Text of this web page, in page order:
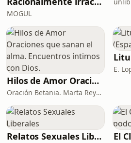
MOGUL
Hilos de Amor Oraciones que sanan el alma. Encuentros íntimos con Dios.
Oración Betania. Marta Reyes y Cristina Martínez
E.
Relatos Sexuales Liberales